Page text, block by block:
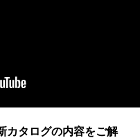
カタログの内容をご解